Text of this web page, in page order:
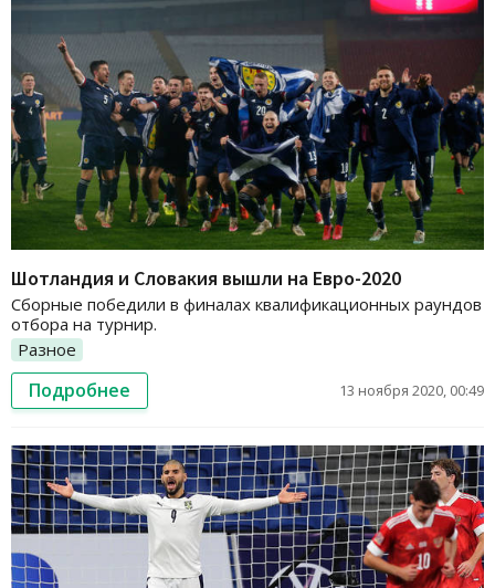
Шотландия и Словакия вышли на Евро-2020
Сборные победили в финалах квалификационных раундов
отбора на турнир.
Разное
Подробнее 13 ноября 2020, 00:49